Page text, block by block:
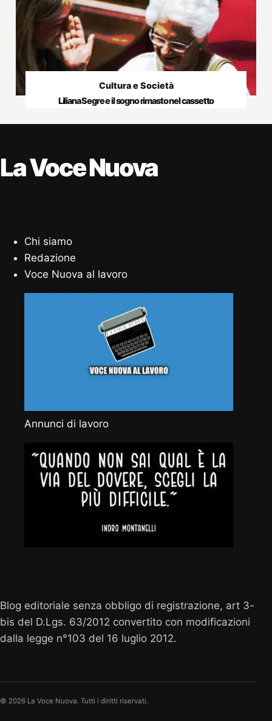
Cultura e Società
Liliana Segre e il sogno rimasto nel cassetto
La Voce Nuova
Chi siamo
Redazione
Voce Nuova al lavoro
Annunci di lavoro
Blog editoriale senza obbligo di registrazione, art 3-
bis del D.Lgs. 63/2012 convertito con modificazioni
dalla legge n°103 del 16 luglio 2012.
© 2026 La Voce Nuova. Tutti i diritti riservati.